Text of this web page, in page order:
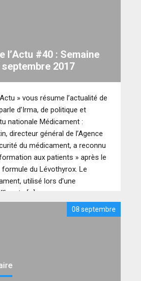
l’Actu #40 : Semaine
2017
» vous résume l’actualité de
d’Irma, de politique et
nationale Médicament :
directeur général de l’Agence
du médicament, a reconnu
aux patients » après le
du Lévothyrox. Le
utilisé lors d’une
[…]
08 septembre